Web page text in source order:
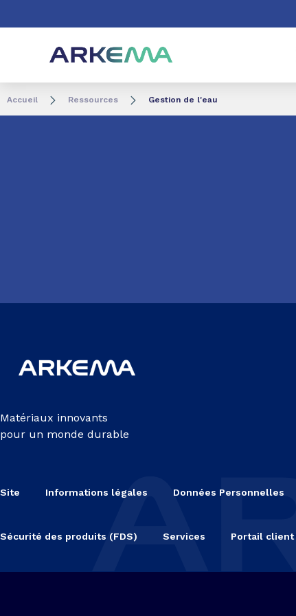
Accueil Ressources Gestion de l'eau
Matériaux innovants
pour un monde durable
Site Informations légales Données Personnelles
Sécurité des produits (FDS) Services Portail client